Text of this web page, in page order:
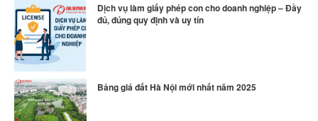
Dịch vụ làm giấy phép con cho doanh nghiệp – Đầy
đủ, đúng quy định và uy tín
Bảng giá đất Hà Nội mới nhất năm 2025